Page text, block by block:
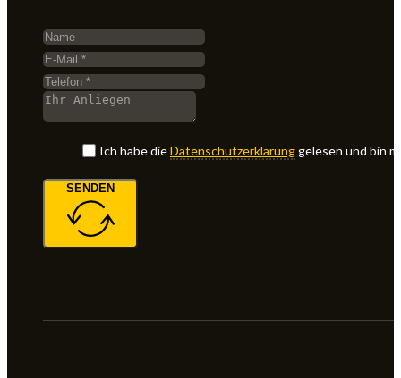
Ich habe dieDatenschutz­erklärunggelesen und bin
SENDEN